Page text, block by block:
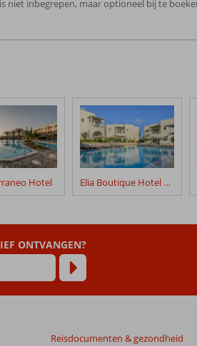
niet inbegrepen, maar optioneel bij te
Hotel Elia Boutique Hotel by S Resorts
ONTVANGEN?
Reisdocumenten & gezondheid